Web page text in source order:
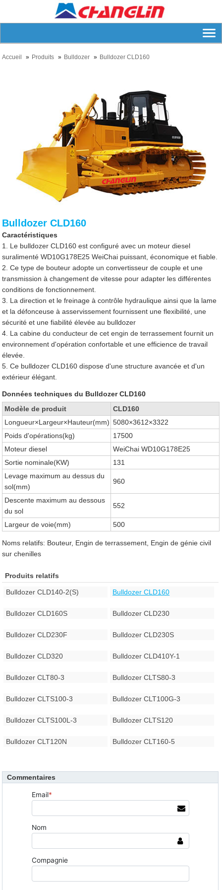
Accueil Produits Bulldozer Bulldozer CLD160
Bulldozer CLD160
Caractéristiques
1. Le bulldozer CLD160 est configuré avec un moteur diesel
suralimenté WD10G178E25 WeiChai puissant, économique et fiable.
2. Ce type de bouteur adopte un convertisseur de couple et une
transmission à changement de vitesse pour adapter les différentes
conditions de fonctionnement.
3. La direction et le freinage à contrôle hydraulique ainsi que la lame
et la défonceuse à asservissement fournissent une flexibilité, une
sécurité et une fiabilité élevée au bulldozer
4. La cabine du conducteur de cet engin de terrassement fournit un
environnement d'opération confortable et une efficience de travail
élevée.
5. Ce bulldozer CLD160 dispose d'une structure avancée et d'un
extérieur élégant.
Données techniques du Bulldozer CLD160
Modèle de produit
CLD160
Longueur×Largeur×Hauteur(mm) 5080×3612×3322
Poids d'opérations(kg)
17500
Moteur diesel
WeiChai WD10G178E25
Sortie nominale(KW)
131
Levage maximum au dessus du
sol(mm)
960
Descente maximum au dessous
du sol
552
Largeur de voie(mm) 500
Noms relatifs: Bouteur, Engin de terrassement, Engin de génie civil
sur chenilles
Produits relatifs
Bulldozer CLD140-2(S) Bulldozer CLD160
Bulldozer CLD160S Bulldozer CLD230
Bulldozer CLD230F Bulldozer CLD230S
Bulldozer CLD320 Bulldozer CLD410Y-1
Bulldozer CLT80-3 Bulldozer CLTS80-3
Bulldozer CLTS100-3 Bulldozer CLT100G-3
Bulldozer CLTS100L-3 Bulldozer CLTS120
Bulldozer CLT120N Bulldozer CLT160-5
Commentaires